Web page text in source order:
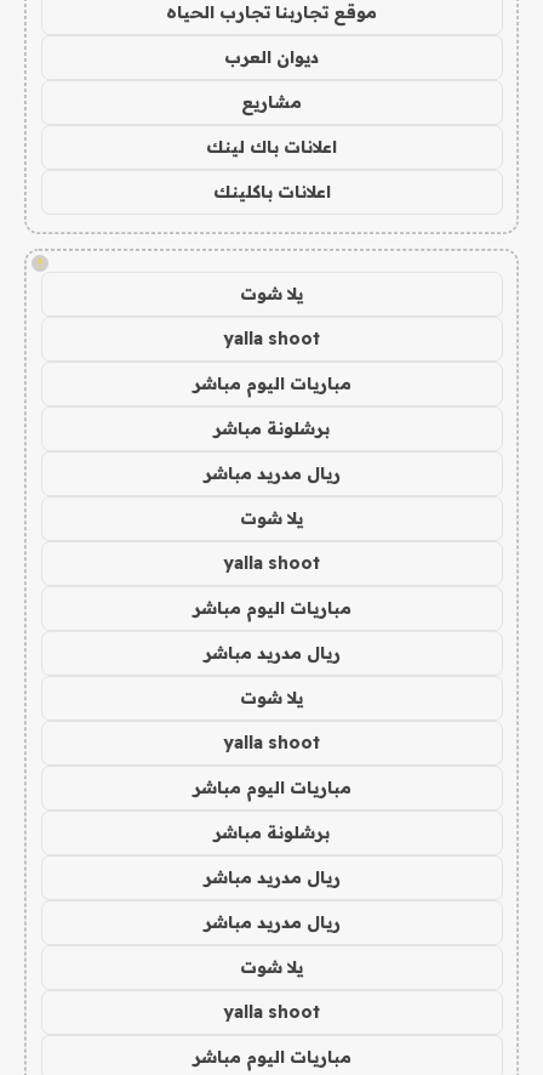
موقع تجاربنا تجارب الحياه
ديوان العرب
مشاريع
اعلانات باك لينك
اعلانات باكلينك
!
يلا شوت
yalla shoot
مباريات اليوم مباشر
برشلونة مباشر
ريال مدريد مباشر
يلا شوت
yalla shoot
مباريات اليوم مباشر
ريال مدريد مباشر
يلا شوت
yalla shoot
مباريات اليوم مباشر
برشلونة مباشر
ريال مدريد مباشر
ريال مدريد مباشر
يلا شوت
yalla shoot
مباريات اليوم مباشر